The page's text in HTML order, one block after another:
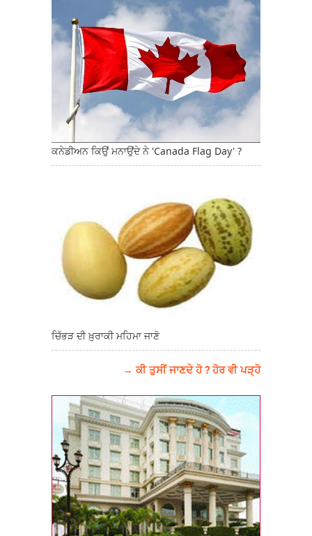
ਕਨੇਡੀਅਨ ਕਿਉਂ ਮਨਾਉਂਦੇ ਨੇ 'Canada Flag Day' ?
ਚਿੱਭੜ ਦੀ ਖ਼ੁਰਾਕੀ ਮਹਿਮਾ ਜਾਣੋ
→ ਕੀ ਤੁਸੀਂ ਜਾਣਦੇ ਹੋ ? ਹੋਰ ਵੀ ਪੜ੍ਹੋ